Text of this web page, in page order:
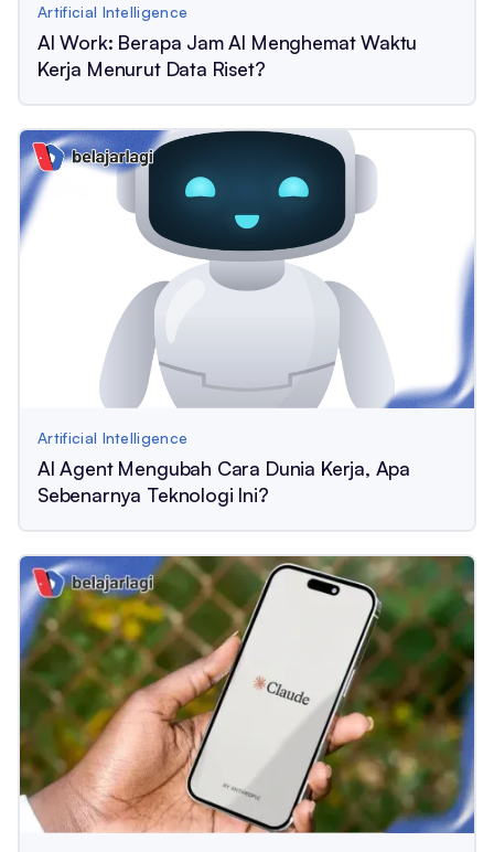
Artificial Intelligence
AI Work: Berapa Jam AI Menghemat Waktu
Kerja Menurut Data Riset?
Artificial Intelligence
AI Agent Mengubah Cara Dunia Kerja, Apa
Sebenarnya Teknologi Ini?